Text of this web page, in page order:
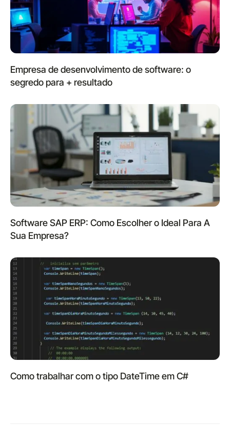
Empresa de desenvolvimento de software: o
segredo para + resultado
Software SAP ERP: Como Escolher o Ideal Para A
Sua Empresa?
Como trabalhar com o tipo DateTime em C#